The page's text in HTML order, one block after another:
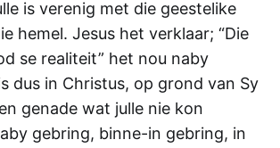
is verenig met die geestelike
hemel. Jesus het verklaar; “Die
se realiteit” het nou naby
dus in Christus, op grond van Sy
genade wat julle nie kon
gebring, binne-in gebring, in